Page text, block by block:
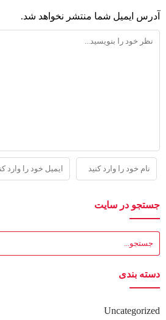
آدرس ایمیل شما منتشر نخواهد شد.
جستجو در سایت
دسته بندی
Uncategorized